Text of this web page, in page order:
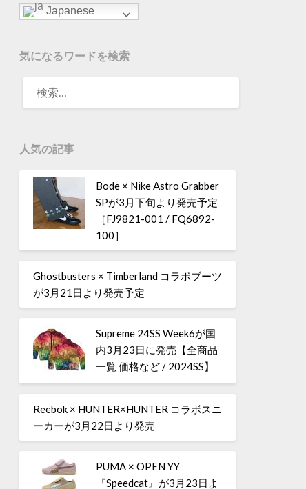
Japanese
気になるワードを検索
人気の記事
Bode × Nike Astro Grabber
SPが3月下旬より発売予定
［FJ9821-001 / FQ6892-
100］
Ghostbusters × Timberland コラボブーツ
が3月21日より発売予定
Supreme 24SS Week6が国
内3月23日に発売【全商品
一覧 価格など / 2024SS】
Reebok × HUNTER×HUNTER コラボスニ
ーカーが3月22日より発売
PUMA × OPEN YY
『Speedcat』が3月23日よ